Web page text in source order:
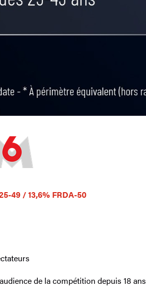
49 / 13,6% FRDA-50
de la compétition depuis 18 ans